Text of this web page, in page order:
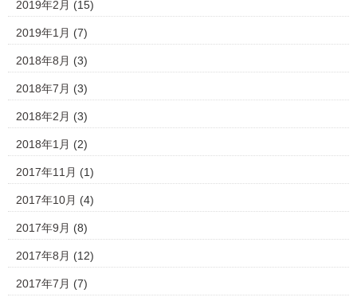
2019年2月 (15)
2019年1月 (7)
2018年8月 (3)
2018年7月 (3)
2018年2月 (3)
2018年1月 (2)
2017年11月 (1)
2017年10月 (4)
2017年9月 (8)
2017年8月 (12)
2017年7月 (7)